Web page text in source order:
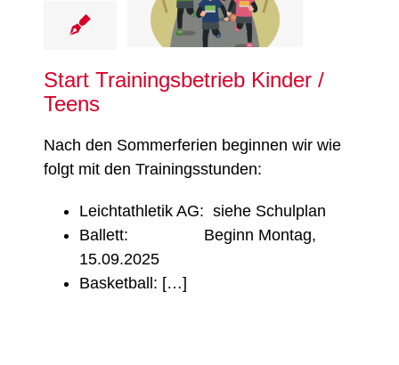
Turnen
Start Trainingsbetrieb Kinder /
Teens
Nach den Sommerferien beginnen wir wie
folgt mit den Trainingsstunden:
Leichtathletik AG: siehe Schulplan
Ballett: Beginn Montag,
15.09.2025
Basketball: […]